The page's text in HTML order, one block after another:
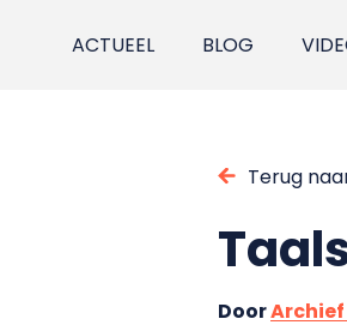
ACTUEEL BLOG
Terug
Door